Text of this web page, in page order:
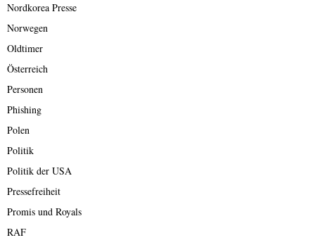
Nordkorea Presse
Norwegen
Oldtimer
Österreich
Personen
Phishing
Polen
Politik
Politik der USA
Pressefreiheit
Promis und Royals
RAF